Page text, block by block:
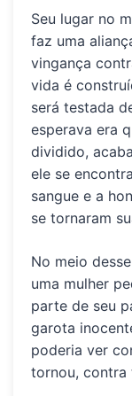
Seu lugar no
faz uma
vingança
vida é
será testada
esperava era
dividido,
ele se
sangue e a
se tornaram
No meio
uma mulher
parte de seu
garota
poderia ver
tornou, contra